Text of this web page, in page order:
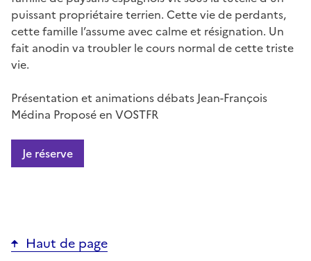
puissant propriétaire terrien. Cette vie de perdants,
cette famille l’assume avec calme et résignation. Un
fait anodin va troubler le cours normal de cette triste
vie.
Présentation et animations débats Jean-François
Médina Proposé en VOSTFR
Je réserve
Haut de page